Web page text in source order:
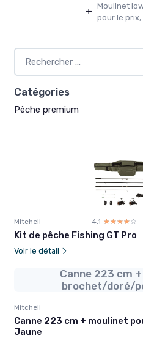
+ Moulinet
pour le prix,
Catégories
Pêche premium
Mitchell 4.1 ☆☆☆☆☆
★★★★★
Kit de pêche Fishing GT Pro
Voir le détail
Canne 223 cm
brochet/doré/
Mitchell
Canne 223 cm + moulinet
Jaune